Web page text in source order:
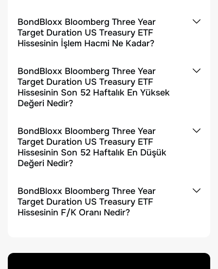
BondBloxx Bloomberg Three Year
Target Duration US Treasury ETF
Hissesinin İşlem Hacmi Ne Kadar?
BondBloxx Bloomberg Three Year
Target Duration US Treasury ETF
Hissesinin Son 52 Haftalık En Yüksek
Değeri Nedir?
BondBloxx Bloomberg Three Year
Target Duration US Treasury ETF
Hissesinin Son 52 Haftalık En Düşük
Değeri Nedir?
BondBloxx Bloomberg Three Year
Target Duration US Treasury ETF
Hissesinin F/K Oranı Nedir?